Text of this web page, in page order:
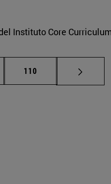
Instituto Core
intermedias Use TAB para
Página
110